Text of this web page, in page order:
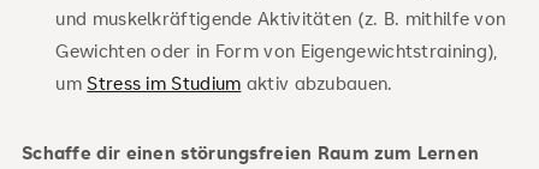
und muskelkräftigende Aktivitäten (z. B. mithilfe von
Gewichten oder in Form von Eigengewichtstraining),
um Stress im Studium aktiv abzubauen.
Schaffe dir einen störungsfreien Raum zum Lernen